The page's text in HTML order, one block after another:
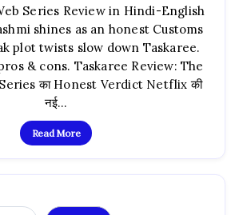
Smuggler
Web
Series
Strong
Weak
Twists
Exposed
Series Review in Hindi-English
shines as an honest Customs
plot twists slow down Taskaree.
& cons. Taskaree Review: The
का Honest Verdict Netflix की
नई…
Read More